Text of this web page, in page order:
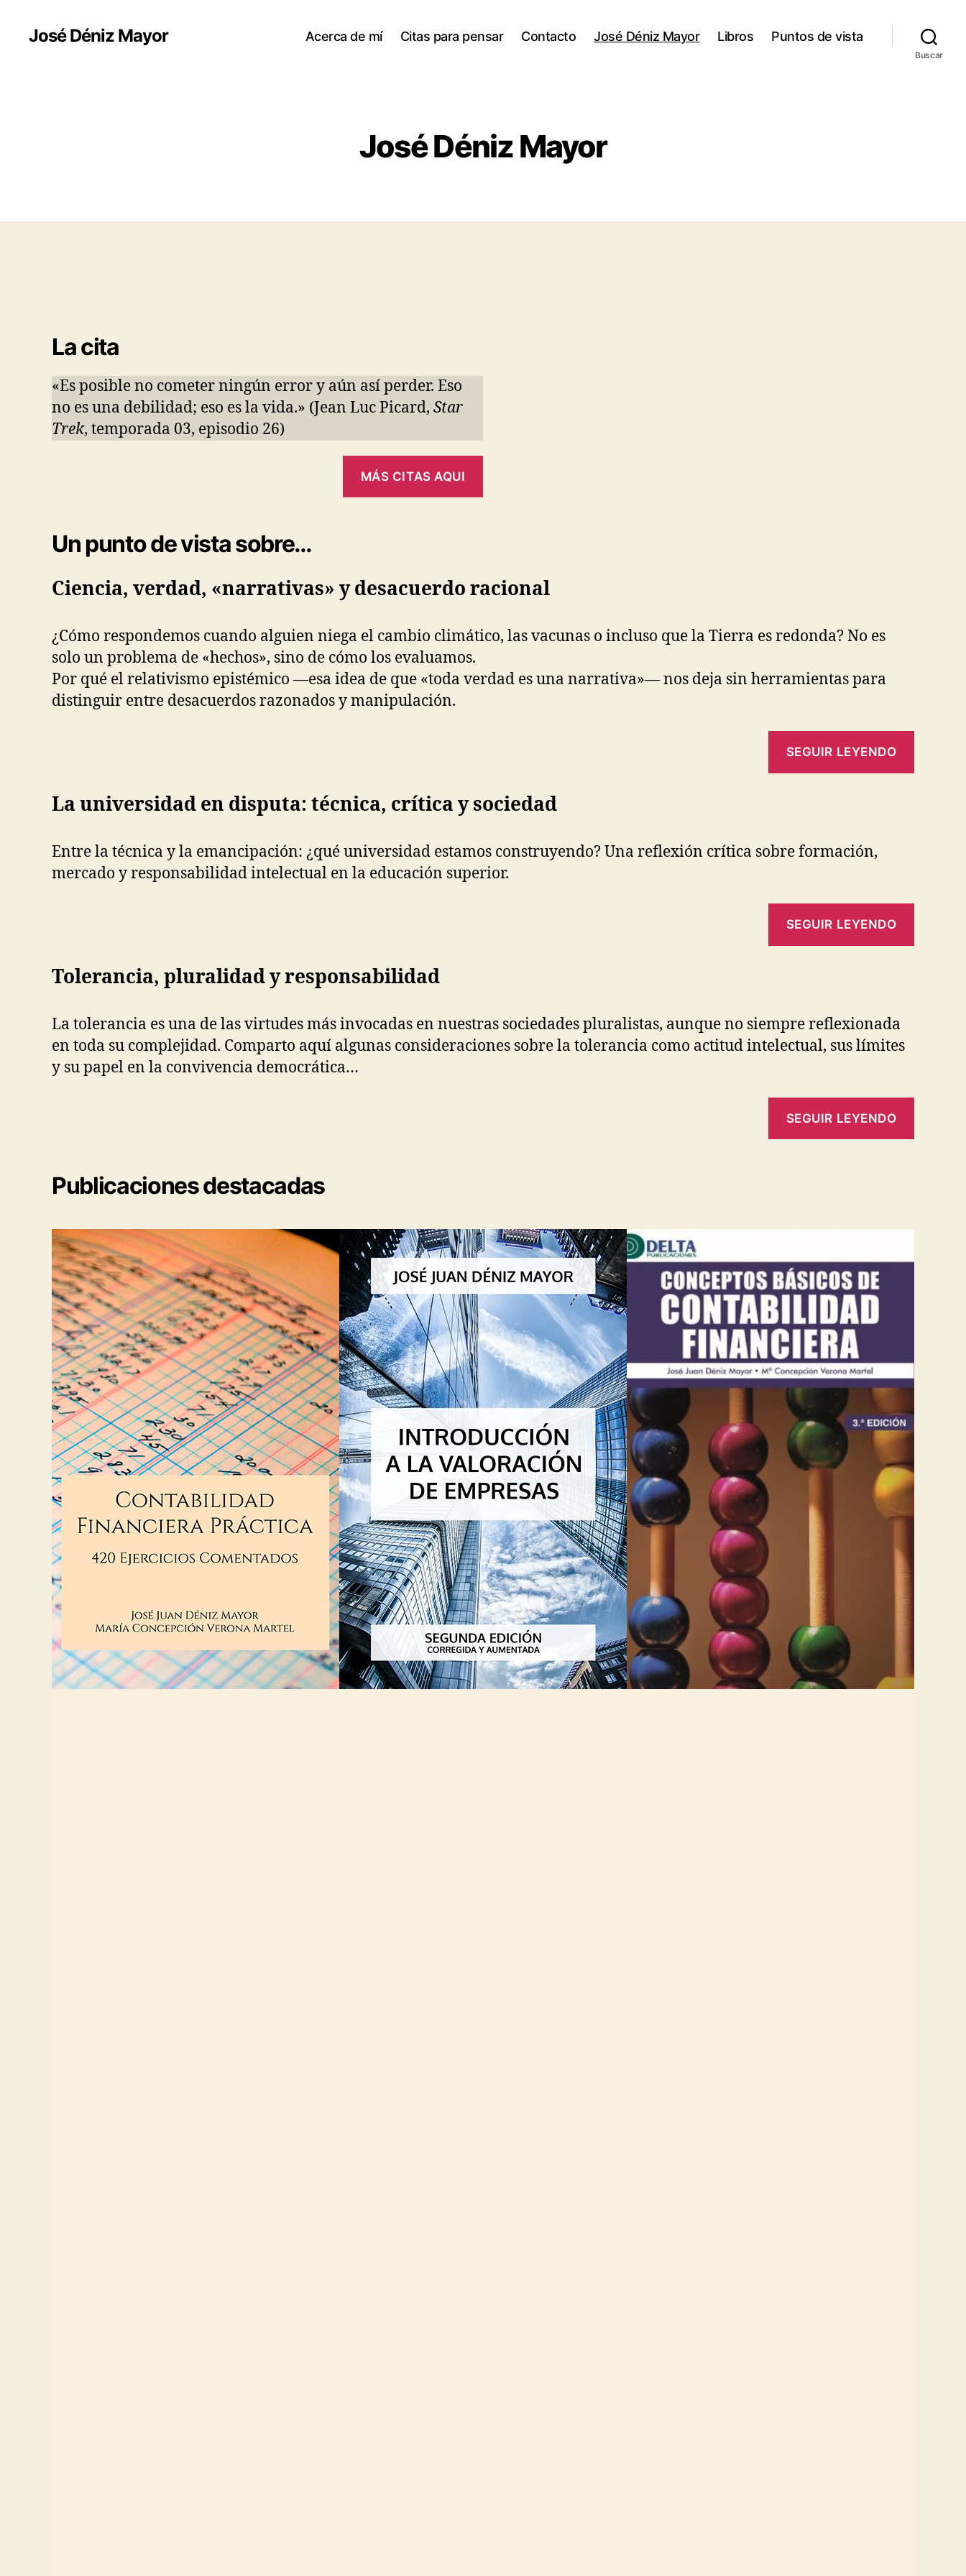
José Déniz Mayor Acerca de mí Citas para pensar Contacto José Déniz Mayor Libros Puntos de vista
Buscar
José Déniz Mayor
La cita
«Es posible no cometer ningún error y aún así perder. Eso
no es una debilidad; eso es la vida.» (Jean Luc Picard, Star
Trek, temporada 03, episodio 26)
MÁS CITAS AQUI
Un punto de vista sobre…
Ciencia, verdad, «narrativas» y desacuerdo racional
¿Cómo respondemos cuando alguien niega el cambio climático, las vacunas o incluso que la Tierra es redonda? No es
solo un problema de «hechos», sino de cómo los evaluamos.
Por qué el relativismo epistémico —esa idea de que «toda verdad es una narrativa»— nos deja sin herramientas para
distinguir entre desacuerdos razonados y manipulación.
SEGUIR LEYENDO
La universidad en disputa: técnica, crítica y sociedad
Entre la técnica y la emancipación: ¿qué universidad estamos construyendo? Una reflexión crítica sobre formación,
mercado y responsabilidad intelectual en la educación superior.
SEGUIR LEYENDO
Tolerancia, pluralidad y responsabilidad
La tolerancia es una de las virtudes más invocadas en nuestras sociedades pluralistas, aunque no siempre reflexionada
en toda su complejidad. Comparto aquí algunas consideraciones sobre la tolerancia como actitud intelectual, sus límites
y su papel en la convivencia democrática…
SEGUIR LEYENDO
Publicaciones destacadas